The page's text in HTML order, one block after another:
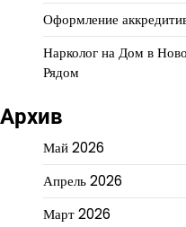
Оформление
Нарколог на Дом в
Рядом
Архив
Май 2026
Апрель 2026
Март 2026